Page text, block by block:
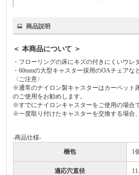
商品説明
＜ 本商品について ＞
・フローリングの床にキズの付きにくいウレ
・60mmの大型キャスター採用のOAチェアな
〈ご注意〉
※通常のナイロン製キャスターはカーペット
のご使用をお勧めします。
※すでにナイロンキャスターをご使用の場合
※一度取り付けたキャスターを交換する場合
-商品仕様-
梱包
1
適応穴直径